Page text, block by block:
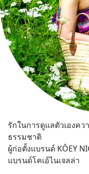
รักในการดูแลตัวเองค
ธรรมชาติ
ผู้ก่อตั้งแบรนด์ KÔEY
แบรนด์โคเอ้ไนเจลล่า